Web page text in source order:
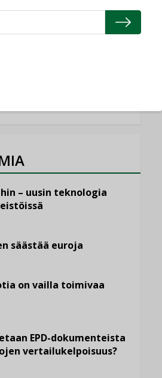
menetelmät
taloyhtiöissä
– uusin teknologia
säästää euroja
on vailla toimivaa
EPD-dokumenteista
vertailukelpoisuus?